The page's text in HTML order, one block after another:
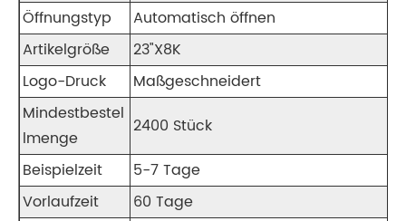
Öffnungstyp
Automatisch öffnen
Artikelgröße
23"X8K
Logo-Druck
Maßgeschneidert
Mindestbestel
lmenge
2400 Stück
Beispielzeit
5-7 Tage
Vorlaufzeit
60 Tage